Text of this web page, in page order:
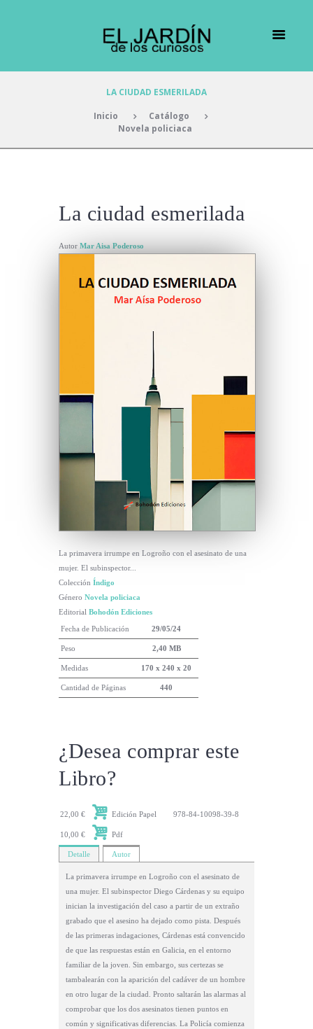
LA CIUDAD ESMERILADA
Inicio
Catálogo
Novela policiaca
La ciudad esmerilada
Autor Mar Aisa Poderoso
La primavera irrumpe en Logroño con el asesinato de una
mujer. El subinspector...
Colección Índigo
Género Novela policiaca
Editorial Bohodón Ediciones
Fecha de Publicación
29/05/24
Peso 2,40 MB
Medidas 170 x 240 x 20
Cantidad de Páginas 440
¿Desea comprar este
Libro?
22,00 € Edición Papel 978-84-10098-39-8
10,00 € Pdf
Detalle Autor
La primavera irrumpe en Logroño con el asesinato de
una mujer. El subinspector Diego Cárdenas y su equipo
inician la investigación del caso a partir de un extraño
grabado que el asesino ha dejado como pista. Después
de las primeras indagaciones, Cárdenas está convencido
de que las respuestas están en Galicia, en el entorno
familiar de la joven. Sin embargo, sus certezas se
tambalearán con la aparición del cadáver de un hombre
en otro lugar de la ciudad. Pronto saltarán las alarmas al
comprobar que los dos asesinatos tienen puntos en
común y significativas diferencias. La Policía comienza